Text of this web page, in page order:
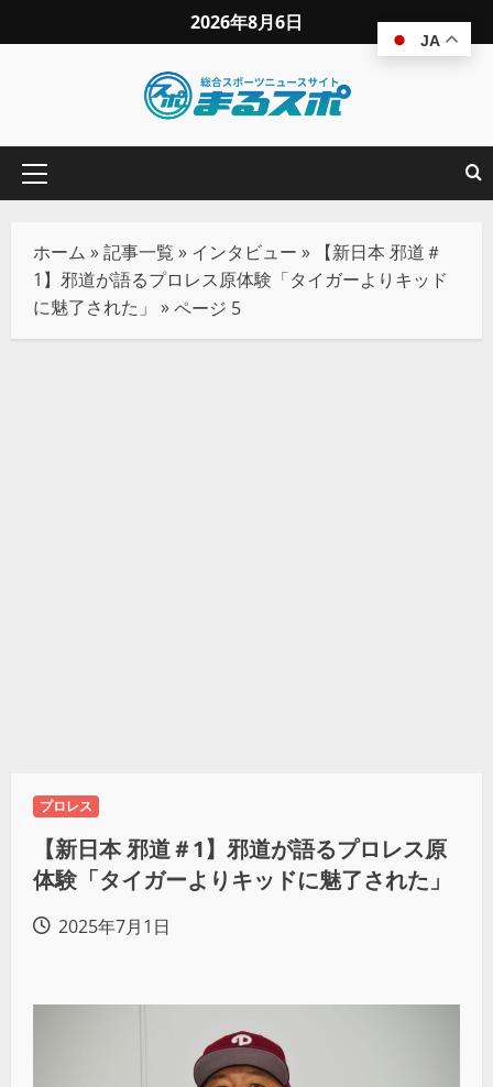
2026年8月6日
ホーム »記事一覧 » インタビュー »
【新日本 邪道＃
1】邪道が語るプロレス原体験「タイガーよりキッド
に魅了された」 »ページ 5
プロレス
【新日本 邪道＃1】邪道が語るプロレス原
体験「タイガーよりキッドに魅了された」
2025年7月1日
JA